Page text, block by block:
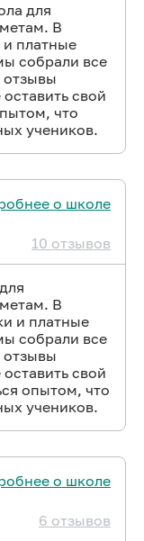
для
В
и платные
собрали все
свой
что
учеников.
о школе
10 отзывов
В
и платные
собрали все
свой
опытом, что
учеников.
о школе
6 отзывов